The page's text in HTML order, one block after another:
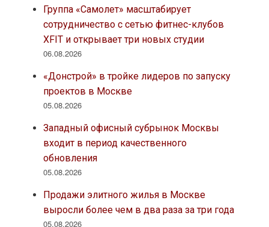
Группа «Самолет» масштабирует
сотрудничество с сетью фитнес-клубов
XFIT и открывает три новых студии
06.08.2026
«Донстрой» в тройке лидеров по запуску
проектов в Москве
05.08.2026
Западный офисный субрынок Москвы
входит в период качественного
обновления
05.08.2026
Продажи элитного жилья в Москве
выросли более чем в два раза за три года
05.08.2026